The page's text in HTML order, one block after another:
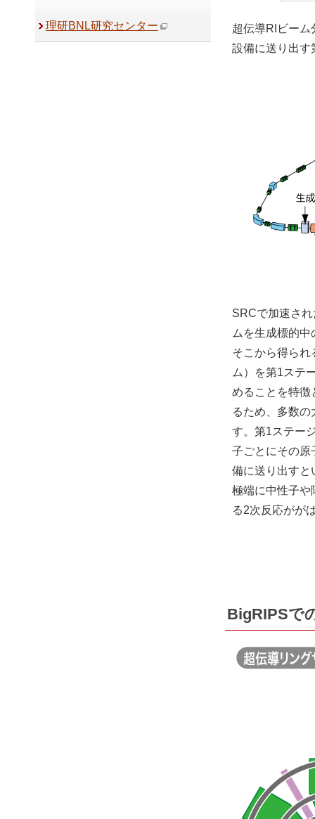
理研BNL研究センター
超伝導RIビー
設備に送り出す
SRCで加速さ
ムを生成標的
そこから得られ
ム）を第1ステ
めることを特徴
るため、多数
す。第1ステー
子ごとにその原
備に送り出すと
極端に中性子や
る2次反応がが
BigRIPSで